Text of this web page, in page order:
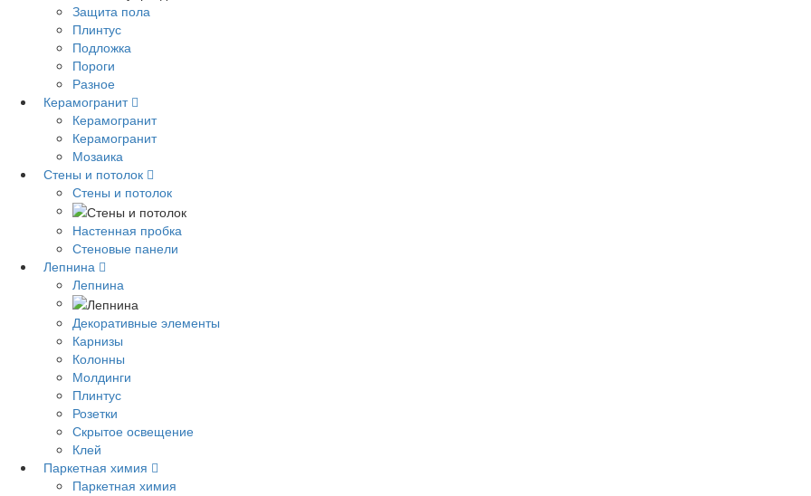
Защита пола
Плинтус
Подложка
Пороги
Разное
Керамогранит
Керамогранит
Керамогранит
Мозаика
Стены и потолок
Стены и потолок
Настенная пробка
Стеновые панели
Лепнина
Лепнина
Декоративные элементы
Карнизы
Колонны
Молдинги
Плинтус
Розетки
Скрытое освещение
Клей
Паркетная химия
Паркетная химия